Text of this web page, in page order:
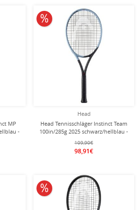
MP
-
Head
Head Tennisschläger Instinct Team
100in/285g 2025 schwarz/hellblau -
unbesaitet -
109,90€
98,91€
10% reduziert
10% reduziert